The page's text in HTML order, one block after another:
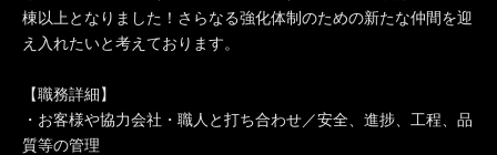
棟以上となりました！さらなる強化体制のための新たな仲間を迎
え入れたいと考えております。
【職務詳細】
・お客様や協力会社・職人と打ち合わせ／安全、進捗、工程、品
質等の管理